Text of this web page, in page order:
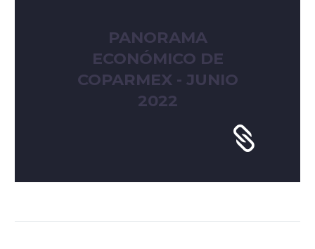
PANORAMA
ECONÓMICO DE
COPARMEX - JUNIO
2022